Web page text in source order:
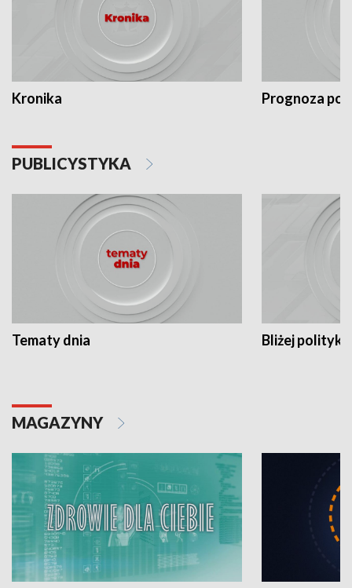
Kronika Prognoza
PUBLICYSTYKA
Tematy dnia Bliżej polityki
MAGAZYNY